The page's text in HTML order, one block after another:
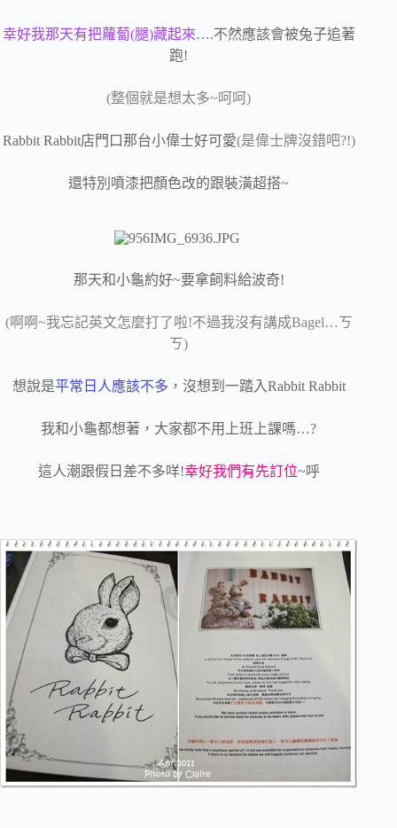
幸好我那天有把蘿蔔(腿)藏起來….不然應該會被兔子追著
跑!
(整個就是想太多~呵呵)
Rabbit Rabbit店門口那台小偉士好可愛(是偉士牌沒錯吧?!)
還特別噴漆把顏色改的跟裝潢超搭~
那天和小龜約好~要拿飼料給波奇!
(啊啊~我忘記英文怎麼打了啦!不過我沒有講成Bagel…ㄎ
ㄎ)
想說是平常日人應該不多 ，沒想到一踏入Rabbit Rabbit
我和小龜都想著，大家都不用上班上課嗎…?
這人潮跟假日差不多咩!幸好我們有先訂位~呼